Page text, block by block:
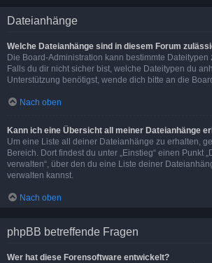
Dateianhänge
Welche Dateianhänge sind in diesem Forum
Die Board-Administration kann bestimmte
Falls du dir nicht sicher bist, welche Dateitypen du
Unterstützung benötigst, wende dich bitte an die
Nach oben
Kann ich eine Übersicht all meiner Dateianhänge
Um eine Liste all deiner Dateianhänge zu erhalten,
Bereich. Dort findest du unter „Einstieg“ einen Punkt
verwalten“, über den du eine Liste deiner
verwalten kannst.
Nach oben
phpBB betreffende Fragen
Wer hat diese Forensoftware entwickelt?